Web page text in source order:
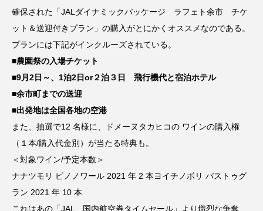
確保された「JALダイナミックパッケージ ラフェト余市 チケ
ット＆送迎付きプラン」の購入がとにかくオススメなのである。
プランには下記がインクルーズされている。
■農園祭の入場チケット
■9月2日～、1泊2日or２泊３日 飛行機代と宿泊ホテル
■余市町までの送迎
■出発地は全国各地の空港
また、抽選で12 名様に、ドメーヌタカヒコの ワインの購入権
（１本/購入代金別）が当たる特典も。
＜対象ワイン/予定本数＞
ナナツモリ ピノノワール 2021 年 2 本ヨイチノボリ パストゥグ
ラン 2021 年 10 本
これはあの「JAL 国内航空券タイムセール」より熾烈な争奪